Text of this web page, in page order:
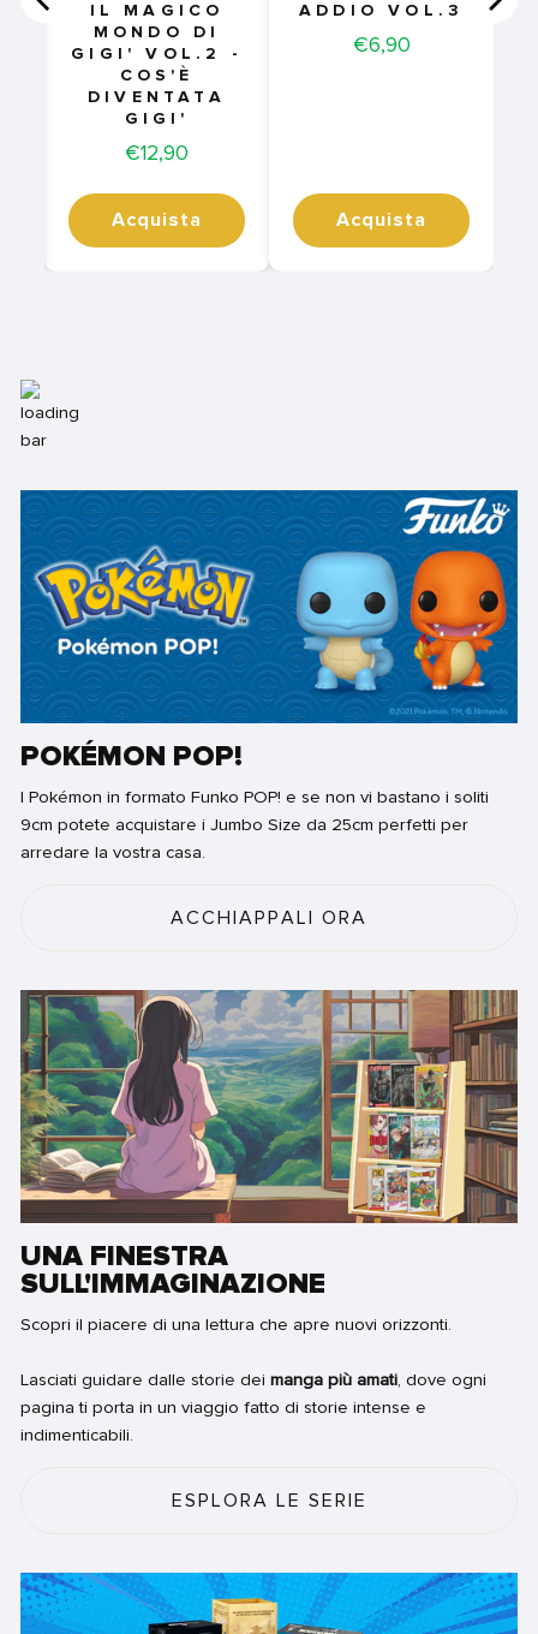
IL MAGICO
MONDO DI
GIGI' VOL.2 -
COS'È
DIVENTATA
GIGI'
Price
€12,90
Acquista
ADDIO VOL.3
Price
€6,90
Acquista
POKÉMON POP!
I Pokémon in formato Funko POP! e se non vi bastano i soliti
9cm potete acquistare i Jumbo Size da 25cm perfetti per
arredare la vostra casa.
ACCHIAPPALI ORA
UNA FINESTRA
SULL'IMMAGINAZIONE
Scopri il piacere di una lettura che apre nuovi orizzonti.
Lasciati guidare dalle storie dei manga più amati, dove ogni
pagina ti porta in un viaggio fatto di storie intense e
indimenticabili.
ESPLORA LE SERIE